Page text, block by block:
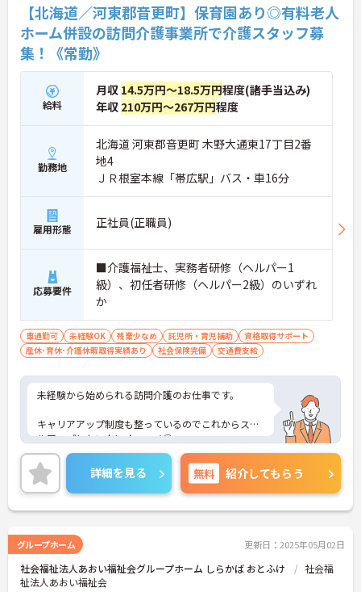
【北海道／河東郡音更町】保育園あり◎有料老人
ホーム併設の訪問介護事業所で介護スタッフ募
集！《常勤》
給料
月収 14.5万円～18.5万円程度(諸手当込み)
年収 210万円～267万円程度
勤務地
北海道 河東郡音更町 木野大通東17丁目2番
地4
ＪＲ根室本線「帯広駅」バス・車16分
雇用形態 正社員(正職員)
応募要件
■介護福祉士、実務者研修（ヘルパー1
級）、初任者研修（ヘルパー2級）のいずれ
か
車通勤可 未経験OK 残業少なめ 託児所・育児補助
資格取得サポート
産休･育休･介護休暇取得実績あり
社会保険完備 交通費支給
未経験から始められる訪問介護のお仕事です。
キャリアアップ制度も整っているのでこれからスキ
ルアップしたい方にオススメ◎
またマイカー通勤OK 無料駐車場完備なので、通勤
のストレスが少ないのも嬉しいポイントです。
ご興味ある方には、面接のポイントなど、さらに詳
詳細を見る 無料 紹介してもらう
グループホーム 更新日：2025年05月02日
社会福祉法人あおい福祉会グループホーム しらかば おとふけ
社会福
祉法人あおい福祉会